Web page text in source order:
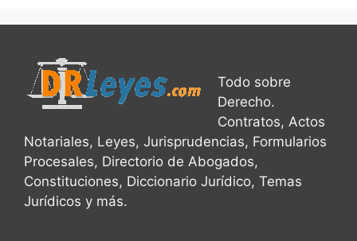
Todo sobre
Derecho.
Contratos, Actos
Notariales, Leyes, Jurisprudencias, Formularios
Procesales, Directorio de Abogados,
Constituciones, Diccionario Jurídico, Temas
Jurídicos y más.